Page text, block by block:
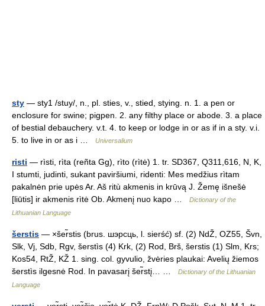
sty — sty1 /stuy/, n., pl. sties, v., stied, stying. n. 1. a pen or
enclosure for swine; pigpen. 2. any filthy place or abode. 3. a place
of bestial debauchery. v.t. 4. to keep or lodge in or as if in a sty. v.i.
5. to live in or as i …
Universalium
risti — rìsti, rìta (reñta Gg), rìto (rìtė) 1. tr. SD367, Q311,616, N, K,
I stumti, judinti, sukant paviršiumi, ridenti: Mes medžius rìtam
pakalnėn prie upės Ar. Aš ritù akmenis in krūvą J. Žemę išnešė
[liūtis] ir akmenis rìtė Ob. Akmenį nuo kapo …
Dictionary of the
Lithuanian Language
šerstis — ×šer̃stis (brus. шэpcць, l. sierść) sf. (2) NdŽ, OZ55, Švn,
Slk, Vj, Sdb, Rgv, šerstìs (4) Krk, (2) Rod, Brš, šerstis (1) Slm, Krs;
Kos54, RtŽ, KŽ 1. sing. col. gyvulio, žvėries plaukai: Avelių žiemos
šerstìs ilgesnė Rod. In pavasarį šer̃stį… …
Dictionary of the Lithuanian
Language